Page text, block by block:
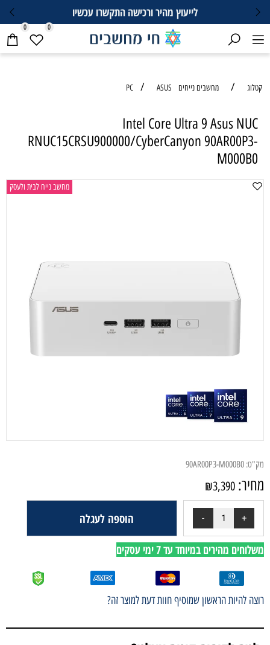
לייעוץ מהיר ורכישה התקשרו עכשיו
0 0
קטלוג / מחשבים נייחים PC / ASUS
Intel Core Ultra 9 Asus NUC
RNUC15CRSU900000/CyberCanyon 90AR00P3-
M000B0
מחשב נייח לבית ולעסק
מק"ט: 90AR00P3-M000B0
מחיר: ₪3,390
הוספה לעגלה
משלוחים מהירים במיוחד עד 7 ימי עסקים
רוצה להיות הראשון שמוסיף חוות דעת למוצר זה?